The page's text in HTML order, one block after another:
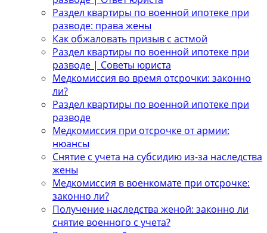
Раздел квартиры по военной ипотеке при
разводе: права жены
Как обжаловать призыв с астмой
Раздел квартиры по военной ипотеке при
разводе | Советы юриста
Медкомиссия во время отсрочки: законно
ли?
Раздел квартиры по военной ипотеке при
разводе
Медкомиссия при отсрочке от армии:
нюансы
Снятие с учета на субсидию из-за наследства
жены
Медкомиссия в военкомате при отсрочке:
законно ли?
Получение наследства женой: законно ли
снятие военного с учета?